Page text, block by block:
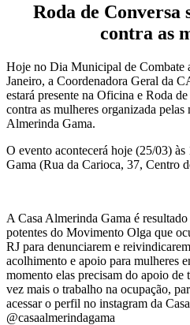
Roda de Conversa
contra as
Hoje no Dia Municipal de Combate
Janeiro, a Coordenadora Geral da
estará presente na Oficina e Roda
contra as mulheres organizada pelas
Almerinda Gama.
O evento acontecerá hoje (25/03)
Gama (Rua da Carioca, 37, Centro
A Casa Almerinda Gama é
potentes do Movimento Olga que
RJ para denunciarem e
acolhimento e apoio para mulheres
momento elas precisam do apoio de
vez mais o trabalho na ocupação,
acessar o perfil no instagram da
@casaalmerindagama